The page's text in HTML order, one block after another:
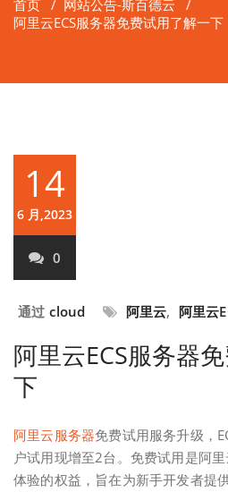
首页 / 网站公告-斯百德云 /
阿里云ECS服务器免费试用了解一下
14
6 月,2023
0
通过 cloud 阿里云, 阿里云
阿里云ECS服务器
下
阿里云服务器免费试用服务升级，
户试用现增至2台。免费试用是阿
体验的权益，旨在为新手开发者提